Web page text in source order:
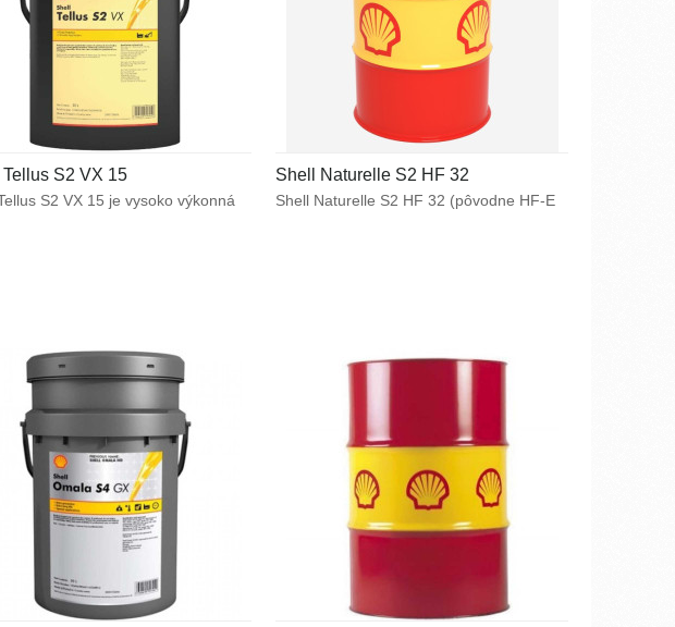
S2 VX 15
S2 VX 15 je vysoko výkonná
Shell Naturelle S2 HF 32
Shell Naturelle S2 HF 32 (pôvodne HF-E
v kombinácii s bezpopolnatými prísadami